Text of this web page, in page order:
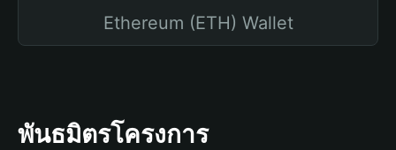
Ethereum (ETH) Wallet
พันธมิตรโครงการ